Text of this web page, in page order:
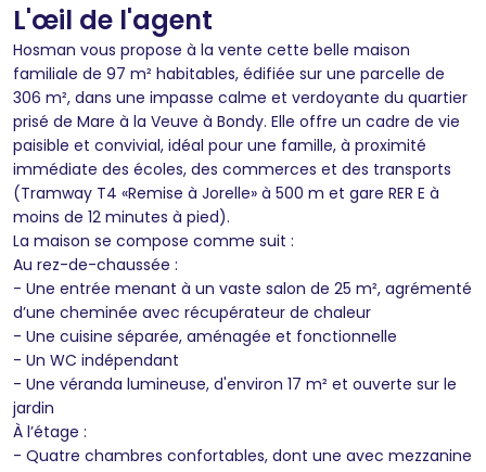
L'œil de l'agent
Hosman vous propose à la vente cette belle maison
familiale de 97 m² habitables, édifiée sur une parcelle de
306 m², dans une impasse calme et verdoyante du quartier
prisé de Mare à la Veuve à Bondy. Elle offre un cadre de vie
paisible et convivial, idéal pour une famille, à proximité
immédiate des écoles, des commerces et des transports
(Tramway T4 «Remise à Jorelle» à 500 m et gare RER E à
moins de 12 minutes à pied).
La maison se compose comme suit :
Au rez-de-chaussée :
- Une entrée menant à un vaste salon de 25 m², agrémenté
d’une cheminée avec récupérateur de chaleur
- Une cuisine séparée, aménagée et fonctionnelle
- Un WC indépendant
- Une véranda lumineuse, d'environ 17 m² et ouverte sur le
jardin
À l’étage :
- Quatre chambres confortables, dont une avec mezzanine